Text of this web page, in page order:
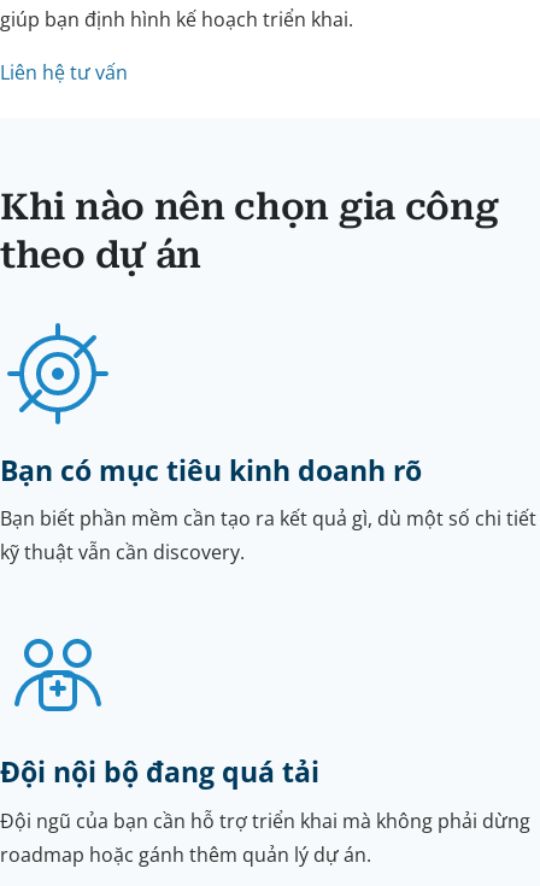
giúp bạn định hình kế hoạch triển khai.
Liên hệ tư vấn
Khi nào nên chọn gia công
theo dự án
Bạn có mục tiêu kinh doanh rõ
Bạn biết phần mềm cần tạo ra kết quả gì, dù một số chi tiết
kỹ thuật vẫn cần discovery.
Đội nội bộ đang quá tải
Đội ngũ của bạn cần hỗ trợ triển khai mà không phải dừng
roadmap hoặc gánh thêm quản lý dự án.